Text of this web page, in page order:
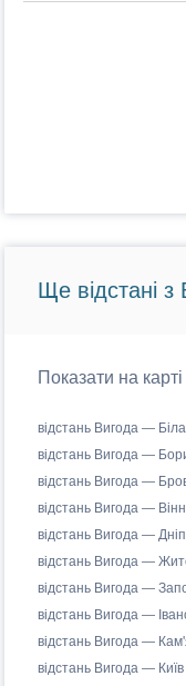
Ще відстані з
Показати на
відстань Вигода —
відстань Вигода —
відстань Вигода —
відстань Вигода —
відстань Вигода —
відстань Вигода —
відстань Вигода —
відстань Вигода —
відстань Вигода —
відстань Вигода — Київ